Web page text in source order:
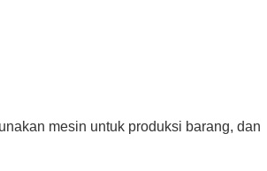
mesin untuk produksi barang, dan